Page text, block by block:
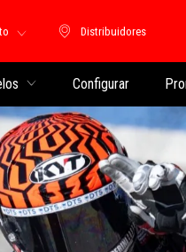
Distribuidores
Distribuidores
Configurar